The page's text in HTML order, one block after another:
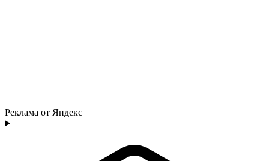
Реклама от Яндекс